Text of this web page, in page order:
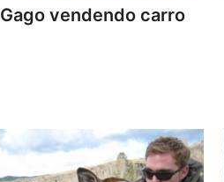
Gago vendendo carro